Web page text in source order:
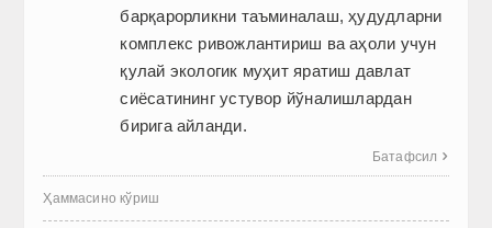
барқарорликни таъминалаш, ҳудудларни
комплекс ривожлантириш ва аҳоли учун
қулай экологик муҳит яратиш давлат
сиёсатининг устувор йўналишлардан
бирига айланди.
Батафсил 
Ҳаммасино кўриш